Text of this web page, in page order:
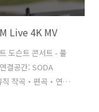
Live 4K MV
도슨트 콘서트 - 풀
결공간: SODA
작곡・편곡・연주
기획・행정 및